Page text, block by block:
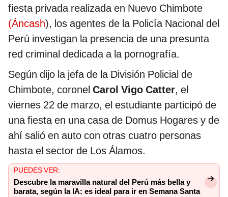
fiesta privada realizada en Nuevo Chimbote
(Áncash), los agentes de la Policía Nacional del
Perú investigan la presencia de una presunta
red criminal dedicada a la pornografía.
Según dijo la jefa de la División Policial de
Chimbote, coronel Carol Vigo Catter, el
viernes 22 de marzo, el estudiante participó de
una fiesta en una casa de Domus Hogares y de
ahí salió en auto con otras cuatro personas
hasta el sector de Los Álamos.
PUEDES VER:
Descubre la maravilla natural del Perú más bella y
barata, según la IA: es ideal para ir en Semana Santa